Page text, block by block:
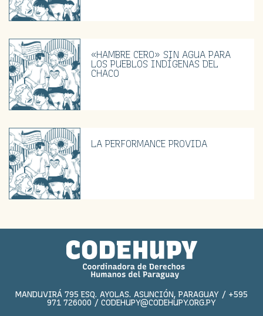
«HAMBRE CERO» SIN AGUA PARA
LOS PUEBLOS INDÍGENAS DEL
CHACO
LA PERFORMANCE PROVIDA
MANDUVIRÁ 795 ESQ. AYOLAS. ASUNCIÓN, PARAGUAY / +595
971 726000 / CODEHUPY@CODEHUPY.ORG.PY